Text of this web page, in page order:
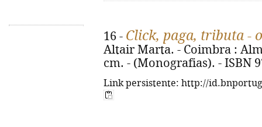
16 - Click, paga, tributa -
Altair Marta. - Coimbra :
cm. - (Monografias). - ISBN
Link persistente: http://